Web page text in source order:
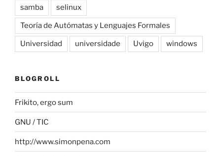
samba selinux
Teoría de Autómatas y Lenguajes Formales
Universidad universidade Uvigo windows
BLOGROLL
Frikito, ergo sum
GNU / TIC
http://www.simonpena.com